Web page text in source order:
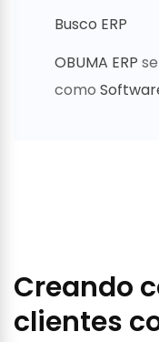
Busco ERP
OBUMA ERP
como
Creando
clientes